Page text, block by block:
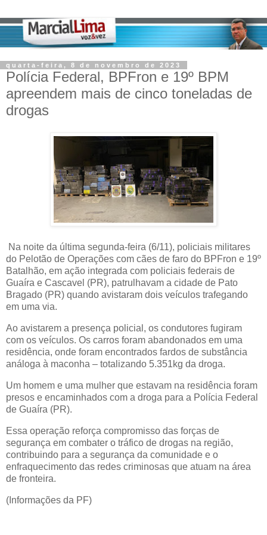
quarta-feira, 8 de novembro de 2023
Polícia Federal, BPFron e 19º BPM
apreendem mais de cinco toneladas de
drogas
Na noite da última segunda-feira (6/11), policiais militares
do Pelotão de Operações com cães de faro do BPFron e 19º
Batalhão, em ação integrada com policiais federais de
Guaíra e Cascavel (PR), patrulhavam a cidade de Pato
Bragado (PR) quando avistaram dois veículos trafegando
em uma via.
Ao avistarem a presença policial, os condutores fugiram
com os veículos. Os carros foram abandonados em uma
residência, onde foram encontrados fardos de substância
análoga à maconha – totalizando 5.351kg da droga.
Um homem e uma mulher que estavam na residência foram
presos e encaminhados com a droga para a Polícia Federal
de Guaíra (PR).
Essa operação reforça compromisso das forças de
segurança em combater o tráfico de drogas na região,
contribuindo para a segurança da comunidade e o
enfraquecimento das redes criminosas que atuam na área
de fronteira.
(Informações da PF)